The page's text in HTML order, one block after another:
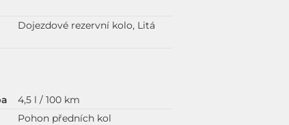
Dojezdové rezervní kolo, Litá
4,5 l / 100 km
Pohon předních kol